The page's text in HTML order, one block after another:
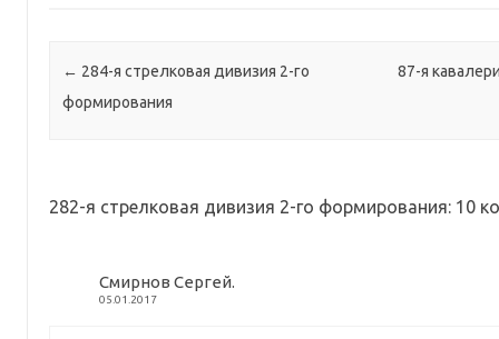
Навигация по записям
← 284-я стрелковая дивизия 2-го
формирования
87-я
282-я стрелковая дивизия 2-го формирования: 10
Смирнов Сергей.
05.01.2017